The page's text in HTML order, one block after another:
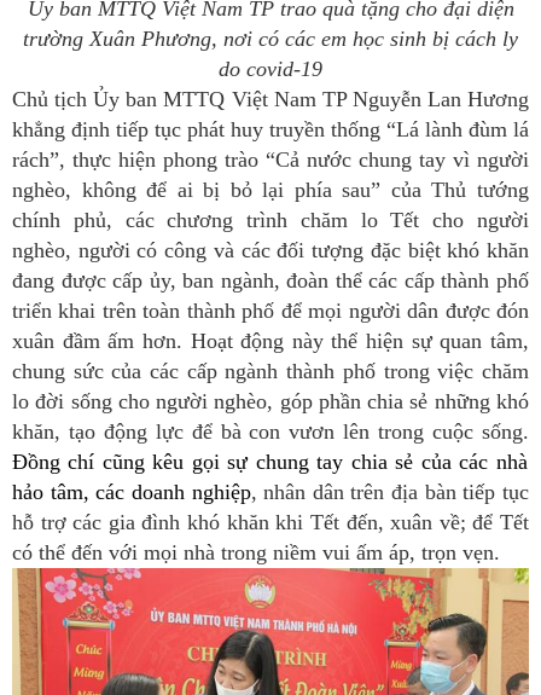
Ủy ban MTTQ Việt Nam TP trao quà tặng cho đại diện
trường Xuân Phương, nơi có các em học sinh bị cách ly
do covid-19
Chủ tịch Ủy ban MTTQ Việt Nam TP Nguyễn Lan Hương
khẳng định tiếp tục phát huy truyền thống “Lá lành đùm lá
rách”, thực hiện phong trào “Cả nước chung tay vì người
nghèo, không để ai bị bỏ lại phía sau” của Thủ tướng
chính phủ, các chương trình chăm lo Tết cho người
nghèo, người có công và các đối tượng đặc biệt khó khăn
đang được cấp ủy, ban ngành, đoàn thể các cấp thành phố
triển khai trên toàn thành phố để mọi người dân được đón
xuân đầm ấm hơn. Hoạt động này thể hiện sự quan tâm,
chung sức của các cấp ngành thành phố trong việc chăm
lo đời sống cho người nghèo, góp phần chia sẻ những khó
khăn, tạo động lực để bà con vươn lên trong cuộc sống.
Đồng chí cũng kêu gọi sự chung tay chia sẻ của các nhà
hảo tâm, các doanh nghiệp, nhân dân trên địa bàn tiếp tục
hỗ trợ các gia đình khó khăn khi Tết đến, xuân về; để Tết
có thể đến với mọi nhà trong niềm vui ấm áp, trọn vẹn.